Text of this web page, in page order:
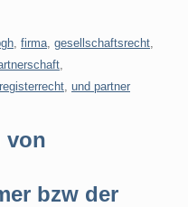
firma gesellschaftsrecht
registerrecht und partner
von
bzw der